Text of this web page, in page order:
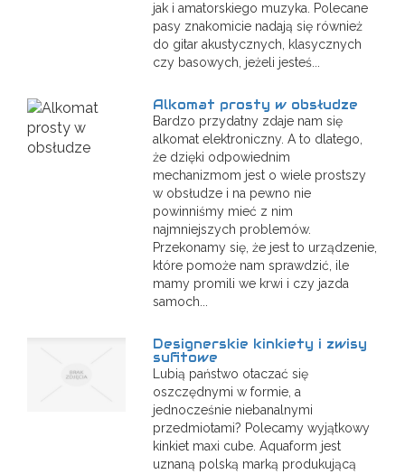
jak i amatorskiego muzyka. Polecane
pasy znakomicie nadają się również
do gitar akustycznych, klasycznych
czy basowych, jeżeli jesteś...
Alkomat prosty w obsłudze
Bardzo przydatny zdaje nam się
alkomat elektroniczny. A to dlatego,
że dzięki odpowiednim
mechanizmom jest o wiele prostszy
w obsłudze i na pewno nie
powinniśmy mieć z nim
najmniejszych problemów.
Przekonamy się, że jest to urządzenie,
które pomoże nam sprawdzić, ile
mamy promili we krwi i czy jazda
samoch...
Designerskie kinkiety i zwisy
sufitowe
Lubią państwo otaczać się
oszczędnymi w formie, a
jednocześnie niebanalnymi
przedmiotami? Polecamy wyjątkowy
kinkiet maxi cube. Aquaform jest
uznaną polską marką produkującą